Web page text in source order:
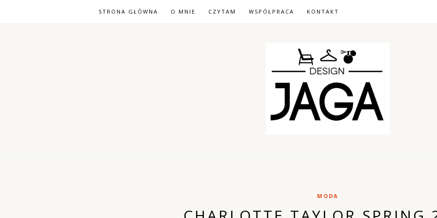
STRONA GŁÓWNA O MNIE CZYTAM WSPÓŁPRACA KONTAKT
MODA